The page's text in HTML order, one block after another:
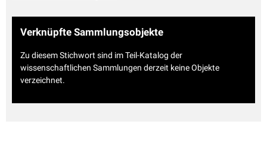
Verknüpfte Sammlungsobjekte
Zu diesem Stichwort sind im Teil-Katalog der
wissenschaftlichen Sammlungen derzeit keine Objekte
verzeichnet.